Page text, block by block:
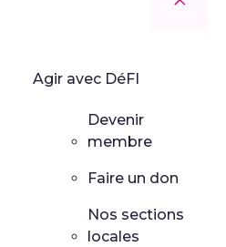
Agir avec DéFI
Devenir
membre
Faire un don
Nos sections
locales